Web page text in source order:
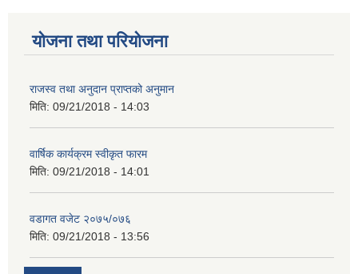
योजना तथा परियोजना
राजस्व तथा अनुदान प्राप्तको अनुमान
मिति: 09/21/2018 - 14:03
वार्षिक कार्यक्रम स्वीकृत फारम
मिति: 09/21/2018 - 14:01
वडागत वजेट २०७५/०७६
मिति: 09/21/2018 - 13:56